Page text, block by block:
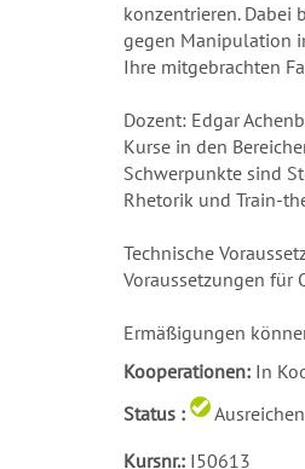
konzentrieren. Dabei
gegen Manipulation
Ihre mitgebrachten
Dozent: Edgar
Kurse in den
Schwerpunkte sind
Rhetorik und Train-
Technische
Voraussetzungen für
Ermäßigungen
Kooperationen: In
Status :
Kursnr.: I50613